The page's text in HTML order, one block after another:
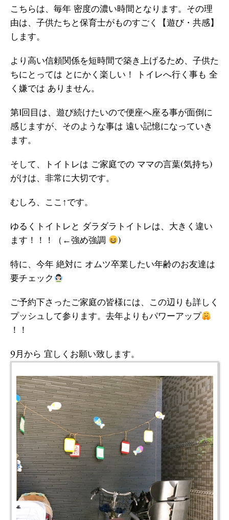
こちらは、毎年 密度の濃い時間となります。その理
由は、子供たちと保育士がものすごく【遊び・共感】
します。
より高い信頼関係を短時間で築き上げるため、子供た
ちにとっては とにかく楽しい！ トイレへ行く事も 全
く嫌では ありません。
第1回目は、遊び続けたいので便座へ座る事が面倒に
感じますが、そのような事は 遠い記憶になっていき
ます。
そして、トイトレは ご家庭での ママの言葉(気持ち)
がけは、非常に大切です。
むしろ、ここ↑です。
ゆるくトイトレと ダラダラトイトレは、大きく違い
ます！！！（←強め強調
)
特に、今年 絶対に オムツ卒業したい年齢のお友達は
要チェック
ご予約下さったご家庭の皆様には、この辺りも詳しく
プッシュして参ります。去年よりもパワーアップ
！！
9月から 宜しくお願い致します。